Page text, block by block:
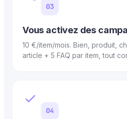
03
Vous activez des
10 €/item/mois. Bien, produit,
article + 5 FAQ par item, tout
04